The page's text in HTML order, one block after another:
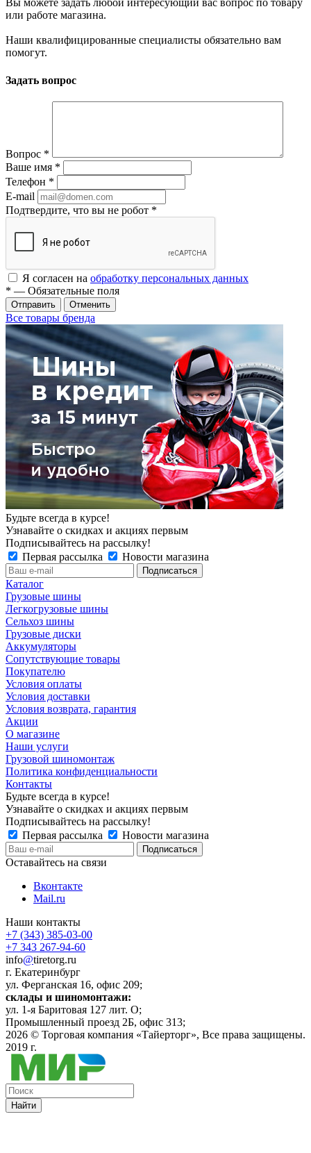
Вы можете задать любой интересующий вас вопрос по товару
или работе магазина.
Наши квалифицированные специалисты обязательно вам
помогут.
Задать вопрос
Вопрос *
Ваше имя *
Телефон *
E-mail
Подтвердите, что вы не робот *
Я согласен на обработку персональных данных
* — Обязательные поля
Отменить
Все товары бренда
Будьте всегда в курсе!
Узнавайте о скидках и акциях первым
Подписывайтесь на рассылку!
Первая рассылка
Новости магазина
Каталог
Грузовые шины
Легкогрузовые шины
Сельхоз шины
Грузовые диски
Аккумуляторы
Сопутствующие товары
Покупателю
Условия оплаты
Условия доставки
Условия возврата, гарантия
Акции
О магазине
Наши услуги
Грузовой шиномонтаж
Политика конфиденциальности
Контакты
Будьте всегда в курсе!
Узнавайте о скидках и акциях первым
Подписывайтесь на рассылку!
Первая рассылка
Новости магазина
Оставайтесь на связи
Вконтакте
Mail.ru
Наши контакты
+7 (343) 385-03-00
+7 343 267-94-60
info@tiretorg.ru
г. Екатеринбург
ул. Ферганская 16, офис 209;
склады и шиномонтажи:
ул. 1-я Баритовая 127 лит. О;
Промышленный проезд 2Б, офис 313;
2026 © Торговая компания «Тайерторг», Все права защищены.
2019 г.
Найти